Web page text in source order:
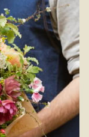
disponible à
une attention